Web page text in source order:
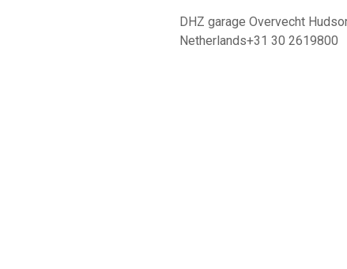
DHZ garage Overvecht
Netherlands+31 30 2619800